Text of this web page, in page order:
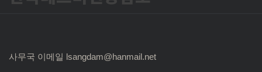
사무국 이메일 lsangdam@hanmail.net